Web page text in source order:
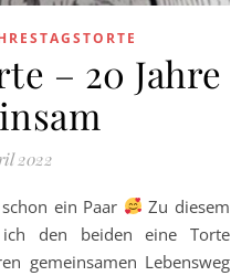
– 20 Jahre
2022
ein Paar
Zu diesem
den beiden eine Torte
gemeinsamen Lebensweg